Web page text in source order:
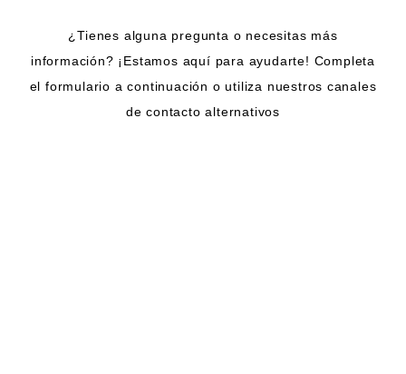
¿Tienes alguna pregunta o necesitas más
información? ¡Estamos aquí para ayudarte! Completa
el formulario a continuación o utiliza nuestros canales
de contacto alternativos